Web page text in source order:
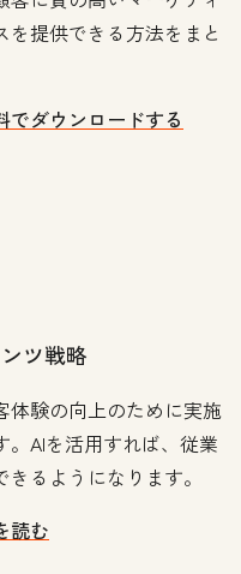
提供できる方法をまと
でダウンロードする
ツ戦略
体験の向上のために実施
。AIを活用すれば、従業
るようになります。
読む